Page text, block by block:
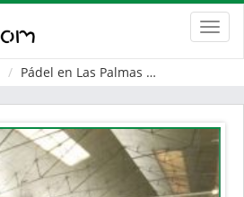
Pádel en Las Palmas